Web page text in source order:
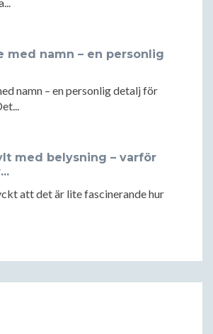
med namn – en personlig
namn – en personlig detalj för
med belysning – varför
att det är lite fascinerande hur